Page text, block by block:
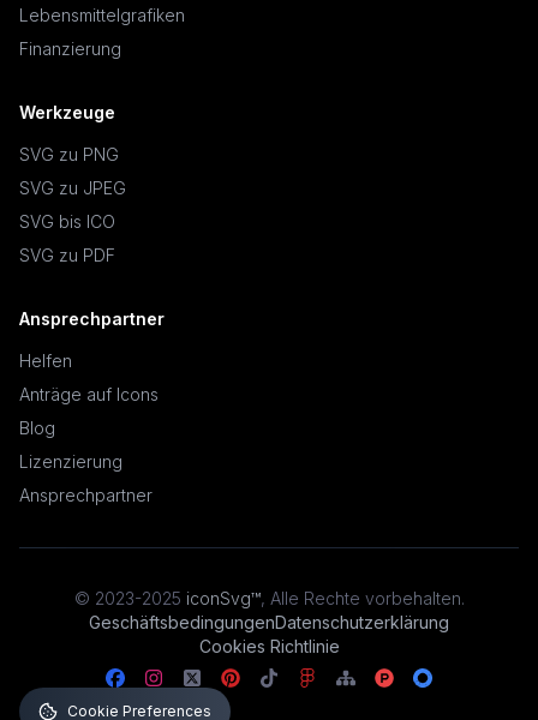
Lebensmittelgrafiken
Finanzierung
Werkzeuge
SVG zu PNG
SVG zu JPEG
SVG bis ICO
SVG zu PDF
Ansprechpartner
Helfen
Anträge auf Icons
Blog
Lizenzierung
Ansprechpartner
© 2023-2025 iconSvg™, Alle Rechte vorbehalten.
GeschäftsbedingungenDatenschutzerklärung
Cookies Richtlinie
Cookie Preferences